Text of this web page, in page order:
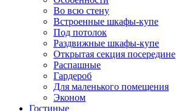
Во всю стену
Встроенные шкафы-купе
Под потолок
Раздвижные шкафы-купе
Открытая секция посередине
Распашные
Гардероб
Для маленького помещения
Эконом
Гостиные